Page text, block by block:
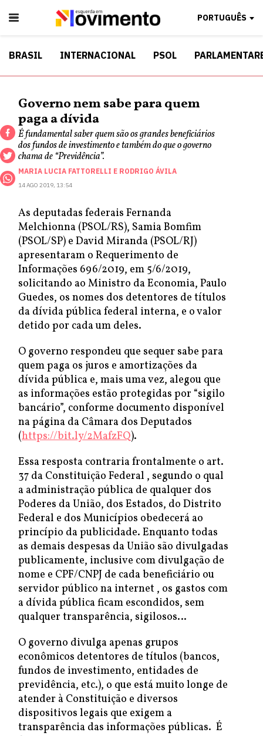
PORTUGUÊS
BRASIL INTERNACIONAL PSOL
Governo nem sabe para quem
paga a dívida
É fundamental saber quem são os grandes beneficiários
dos fundos de investimento e também do que o governo
chama de “Previdência”.
MARIA LUCIA FATTORELLI E RODRIGO ÁVILA
14 AGO 2019, 13:54
As deputadas federais Fernanda
Melchionna (PSOL/RS), Samia Bomfim
(PSOL/SP) e David Miranda (PSOL/RJ)
apresentaram o Requerimento de
Informações 696/2019, em 5/6/2019,
solicitando ao Ministro da Economia, Paulo
Guedes, os nomes dos detentores de títulos
da dívida pública federal interna, e o valor
detido por cada um deles.
O governo respondeu que sequer sabe para
quem paga os juros e amortizações da
dívida pública e, mais uma vez, alegou que
as informações estão protegidas por “sigilo
bancário”, conforme documento disponível
na página da Câmara dos Deputados
(https://bit.ly/2MafzFQ).
Essa resposta contraria frontalmente o art.
37 da Constituição Federal , segundo o qual
a administração pública de qualquer dos
Poderes da União, dos Estados, do Distrito
Federal e dos Municípios obedecerá ao
princípio da publicidade. Enquanto todas
as demais despesas da União são divulgadas
publicamente, inclusive com divulgação de
nome e CPF/CNPJ de cada beneficiário ou
servidor público na internet , os gastos com
a dívida pública ficam escondidos, sem
qualquer transparência, sigilosos…
O governo divulga apenas grupos
econômicos detentores de títulos (bancos,
fundos de investimento, entidades de
previdência, etc.), o que está muito longe de
atender à Constituição e diversos
dispositivos legais que exigem a
transparência das informações públicas. É